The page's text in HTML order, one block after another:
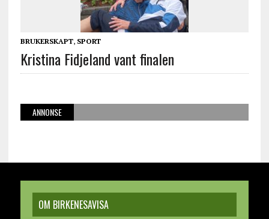
BRUKERSKAPT, SPORT
Kristina Fidjeland vant finalen
ANNONSE
OM BIRKENESAVISA